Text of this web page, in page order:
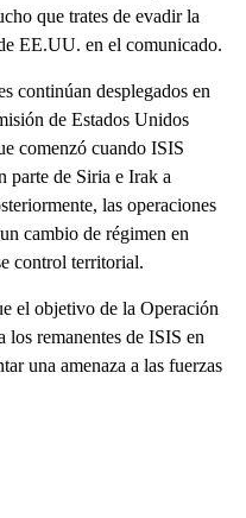
que trates de evadir la
EE.UU. en el comunicado.
continúan desplegados en
de Estados Unidos
comenzó cuando ISIS
parte de Siria e Irak a
las operaciones
cambio de régimen en
control territorial.
el objetivo de la Operación
los remanentes de ISIS en
una amenaza a las fuerzas